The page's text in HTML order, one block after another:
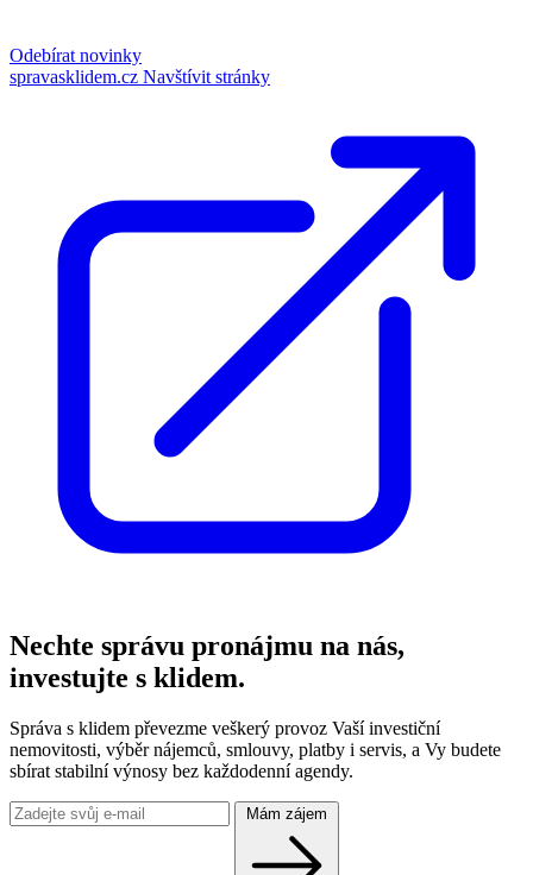
Odebírat novinky
spravasklidem.cz Navštívit stránky
Nechte správu pronájmu na nás,
investujte s klidem.
Správa s klidem převezme veškerý provoz Vaší investiční
nemovitosti, výběr nájemců, smlouvy, platby i servis, a Vy budete
sbírat stabilní výnosy bez každodenní agendy.
Mám zájem